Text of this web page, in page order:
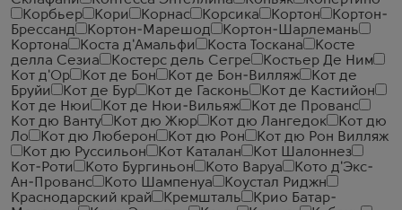
Корбьер
Кори Корнас Корсика Кортон
Кортон-
Брессанд
Кортон-Марешод
Кортон-Шарлемань
Кортона
Коста д'Амальфи Коста Тоскана
Косте
делла Сезиа
Костерс дель Сегре
Костьер Де Ним
Кот д'Ор
Кот де Бон Кот де Бон-Вилляж
Кот де
Бруйи
Кот де Бур Кот де Гасконь
Кот де Кастийон
Кот де Нюи
Кот де Нюи-Вильяж
Кот де Прованс
Кот дю Ванту
Кот дю Жюр Кот дю Лангедок
Кот дю
Ло
Кот дю Люберон Кот дю Рон
Кот дю Рон Вилляж
Кот дю Руссильон
Кот Каталан
Кот Шалоннез
Кот-Роти
Кото Бургиньон Кото Варуа
Кото д'Экс-
Ан-Прованс
Кото Шампенуа
Коустал Риджн
Краснодарский край
Кремшталь
Крио Батар-